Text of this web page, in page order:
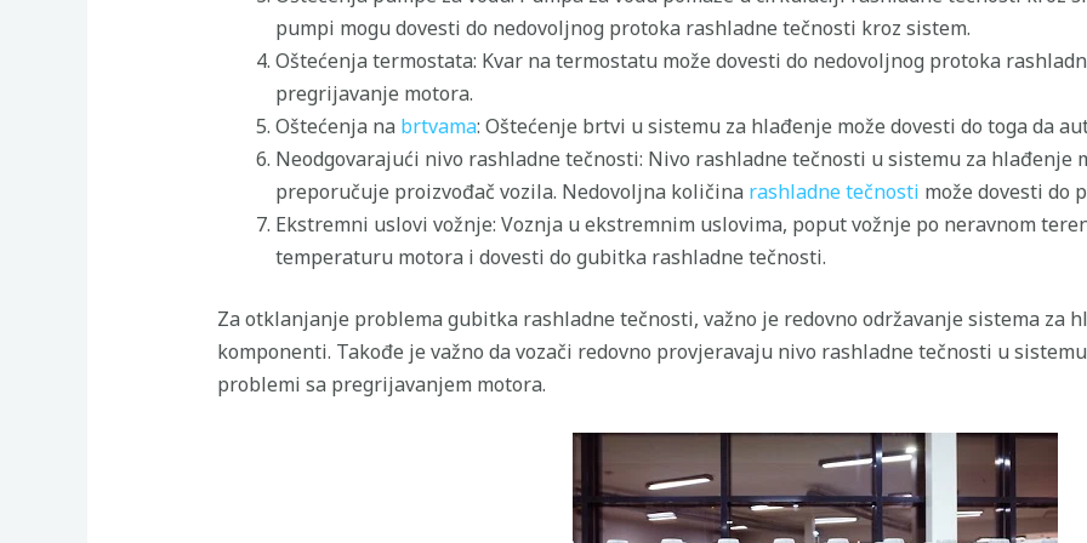
pumpi mogu dovesti do nedovoljnog protoka rashladne tečnosti kroz sistem.
Oštećenja termostata: Kvar na termostatu može dovesti do nedovoljnog protoka
pregrijavanje motora.
Oštećenja na brtvama: Oštećenje brtvi u sistemu za hlađenje može dovesti do toga da
Neodgovarajući nivo rashladne tečnosti: Nivo rashladne tečnosti u sistemu za hlađenje
preporučuje proizvođač vozila. Nedovoljna količina rashladne tečnosti može dovesti do
Ekstremni uslovi vožnje: Voznja u ekstremnim uslovima, poput vožnje po neravnom
temperaturu motora i dovesti do gubitka rashladne tečnosti.
Za otklanjanje problema gubitka rashladne tečnosti, važno je redovno održavanje sistema za
komponenti. Takođe je važno da vozači redovno provjeravaju nivo rashladne tečnosti u
problemi sa pregrijavanjem motora.